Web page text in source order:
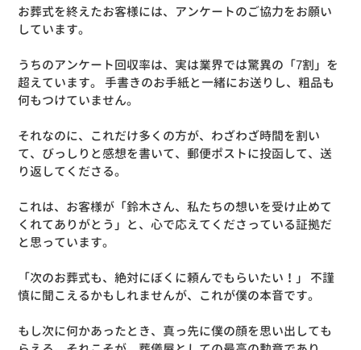
お葬式を終えたお客様には、アンケートのご協力をお願い
しています。
うちのアンケート回収率は、実は業界では驚異の「7割」を
超えています。 手書きのお手紙と一緒にお送りし、粗品も
何もつけていません。
それなのに、これだけ多くの方が、わざわざ時間を割い
て、びっしりと感想を書いて、郵便ポストに投函して、送
り返してくださる。
これは、お客様が「鈴木さん、私たちの想いを受け止めて
くれてありがとう」と、心で応えてくださっている証拠だ
と思っています。
「次のお葬式も、絶対にぼくに頼んでもらいたい！」 不謹
慎に聞こえるかもしれませんが、これが僕の本音です。
もし次に何かあったとき、真っ先に僕の顔を思い出しても